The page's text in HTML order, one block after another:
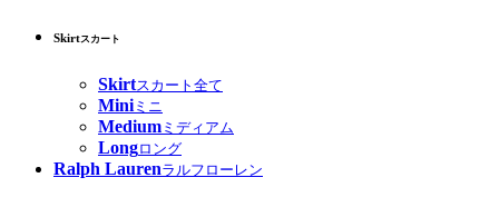
Skirtスカート
Skirtスカート全て
Miniミニ
Medium ミディアム
Longロング
Ralph Laurenラルフローレン